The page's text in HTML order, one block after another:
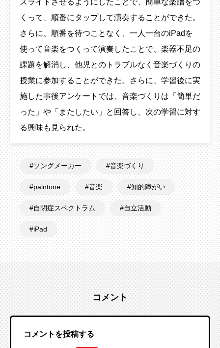
スライドさせるようにしたことで、簡単な楽譜をつ
くって、順番にタップして演奏することができた。
さらに、順番を待つことなく、一人一台のiPadを
使って音楽をつくって演奏したことで、楽器不足の
課題を解消し、他児とのトラブルなく音楽づくりの
授業に参加することができた。さらに、学習後に実
施した事後アンケートでは、音楽づくりは「簡単だ
った」や「またしたい」と回答し、次の学習に対す
る興味も見られた。
ソングメーカー 音楽づくり
paintone 音楽 知的障がい
自閉症スペクトラム 自立活動
iPad
コメント
コメントを投稿する